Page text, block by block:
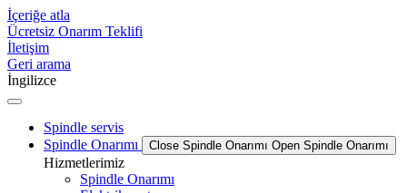
İçeriğe atla
Ücretsiz Onarım Teklifi
İletişim
Geri arama
İngilizce
Spindle servis
Spindle Onarımı
Close Spindle Onarımı Open Spindle Onarımı
Hizmetlerimiz
Spindle Onarımı